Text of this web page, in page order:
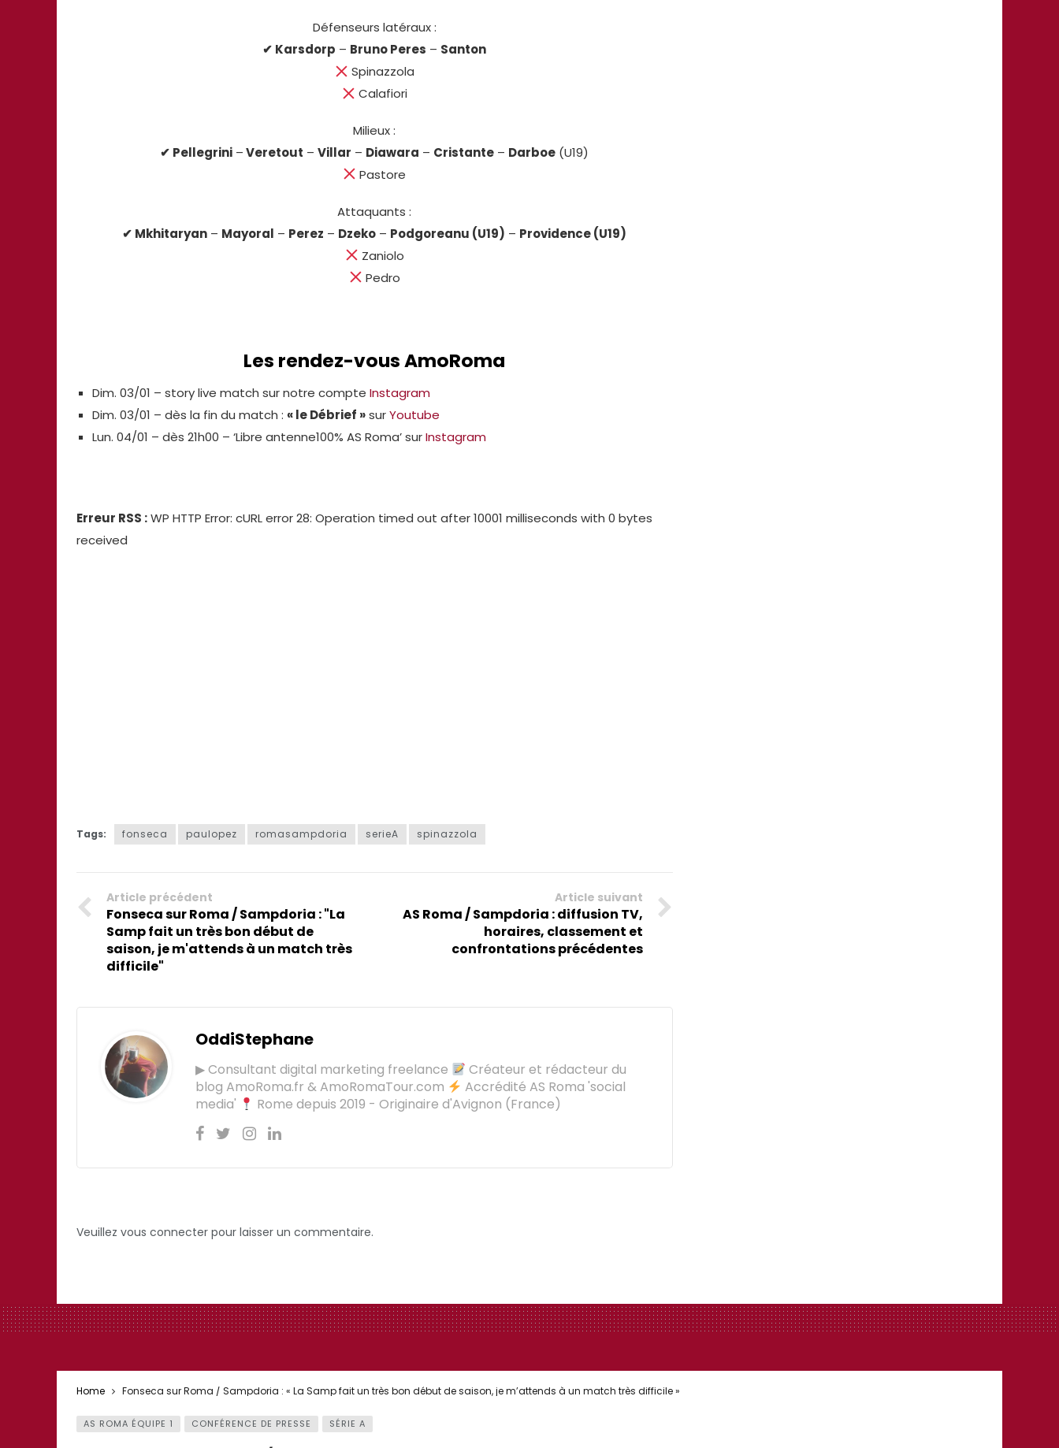
Défenseurs latéraux :
✔ Karsdorp – Bruno Peres – Santon
Spinazzola
Calafiori
Milieux :
✔ Pellegrini –Veretout –Villar – Diawara – Cristante – Darboe (U19)
Pastore
Attaquants :
✔ Mkhitaryan – Mayoral – Perez – Dzeko – Podgoreanu (U19) – Providence (U19)
Zaniolo
Pedro
Les rendez-vous AmoRoma
Dim. 03/01 – story live match sur notre compte Instagram
Dim. 03/01 – dès la fin du match : « le Débrief »surYoutube
Lun. 04/01 – dès 21h00 – ‘Libre antenne100% AS Roma’ surInstagram
Erreur RSS :WP HTTP Error: cURL error 28: Operation timed out after 10001 milliseconds with 0 bytes
received
Tags: fonseca paulopez romasampdoria serieA spinazzola
Article précédent
Fonseca sur Roma / Sampdoria : "La
Samp fait un très bon début de
saison, je m'attends à un match très
difficile"
Article suivant
AS Roma / Sampdoria : diffusion TV,
horaires, classement et
confrontations précédentes
OddiStephane
▶ Consultant digital marketing freelance
Créateur et rédacteur du
blog AmoRoma.fr & AmoRomaTour.com
Accrédité AS Roma 'social
media'
Rome depuis 2019 - Originaire d'Avignon (France)
Veuillez vous connecter pour laisser un commentaire.
Home Fonseca sur Roma / Sampdoria : « La Samp fait un très bon début de saison, je m’attends à un match très difficile »
AS ROMA ÉQUIPE 1 CONFÉRENCE DE PRESSE SÉRIE A